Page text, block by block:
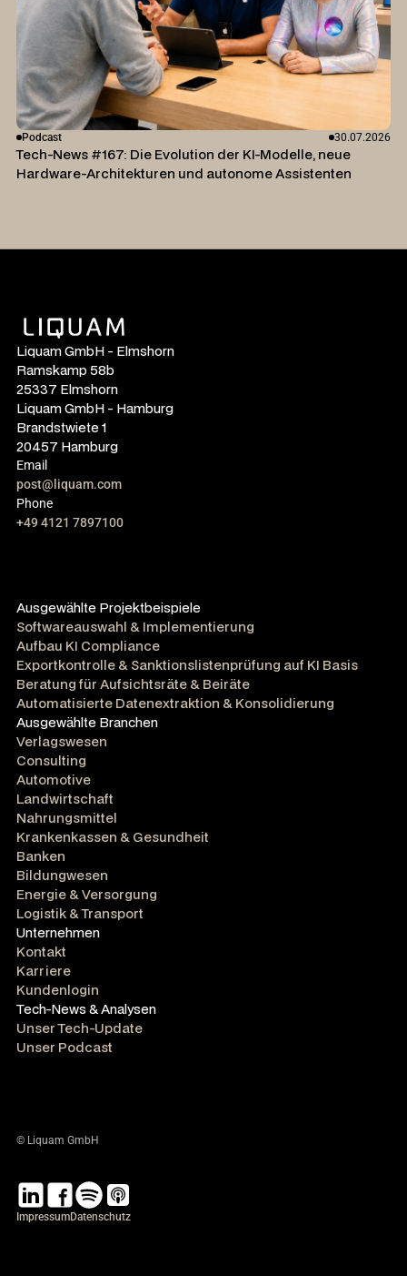
Podcast 30.07.2026
Tech-News #167: Die Evolution der KI-Modelle, neue
Hardware-Architekturen und autonome Assistenten
Liquam GmbH - Elmshorn
Ramskamp 58b
25337 Elmshorn
Liquam GmbH - Hamburg
Brandstwiete 1
20457 Hamburg
Email
post@liquam.com
Phone
+49 4121 7897100
Ausgewählte Projektbeispiele
Softwareauswahl & Implementierung
Aufbau KI Compliance
Exportkontrolle & Sanktionslistenprüfung auf KI Basis
Beratung für Aufsichtsräte & Beiräte
Automatisierte Datenextraktion & Konsolidierung
Ausgewählte Branchen
Verlagswesen
Consulting
Automotive
Landwirtschaft
Nahrungsmittel
Krankenkassen & Gesundheit
Banken
Bildungwesen
Energie & Versorgung
Logistik & Transport
Unternehmen
Kontakt
Karriere
Kundenlogin
Tech-News & Analysen
Unser Tech-Update
Unser Podcast
© Liquam GmbH
ImpressumDatenschutz